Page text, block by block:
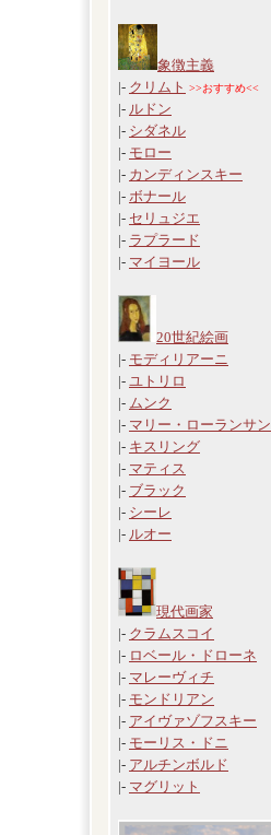
象徴主義
|- クリムト >>おすすめ<<
|- ルドン
|- シダネル
|- モロー
|- カンディンスキー
|- ボナール
|- セリュジエ
|- ラプラード
|- マイヨール
20世紀絵画
|- モディリアーニ
|- ユトリロ
|- ムンク
|- マリー・ローランサン
|- キスリング
|- マティス
|- ブラック
|- シーレ
|- ルオー
現代画家
|- クラムスコイ
|- ロベール・ドローネ
|- マレーヴィチ
|- モンドリアン
|- アイヴァゾフスキー
|- モーリス・ドニ
|- アルチンボルド
|- マグリット